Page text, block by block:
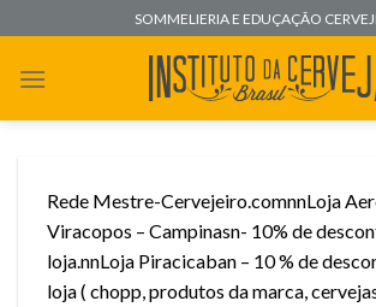
to
content
SOMMELIERIA E EDUÇAÇÃO
Rede Mestre-Cervejeiro.comnnLoja
Viracopos – Campinasn- 10% de
loja.nnLoja Piracicaban – 10 % de
loja ( chopp, produtos da marca,